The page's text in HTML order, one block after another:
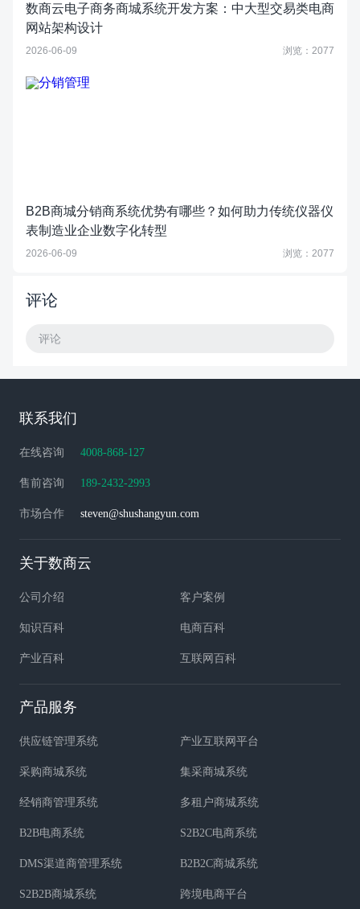
数商云电子商务商城系统开发方案：中大型交易类电商
网站架构设计
2026-06-09 浏览：2077
B2B商城分销商系统优势有哪些？如何助力传统仪器仪
表制造业企业数字化转型
2026-06-09 浏览：2077
评论
评论
联系我们
在线咨询 4008-868-127
售前咨询 189-2432-2993
市场合作 steven@shushangyun.com
关于数商云
公司介绍 客户案例
知识百科 电商百科
产业百科 互联网百科
产品服务
供应链管理系统 产业互联网平台
采购商城系统 集采商城系统
经销商管理系统 多租户商城系统
B2B电商系统 S2B2C电商系统
DMS渠道商管理系统 B2B2C商城系统
S2B2B商城系统 跨境电商平台